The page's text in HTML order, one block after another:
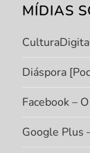
MÍDIAS
Diáspora
Facebook –
Google Plus